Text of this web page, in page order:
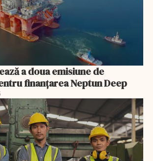
a doua emisiune de
finanțarea Neptun Deep